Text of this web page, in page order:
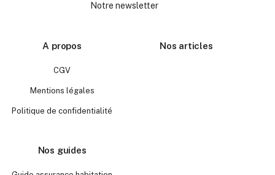
Notre newsletter
A propos
CGV
Mentions légales
Politique de confidentialité
Nos articles
Nos guides